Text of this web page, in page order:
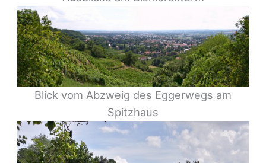
Blick vom Abzweig des Eggerwegs am
Spitzhaus